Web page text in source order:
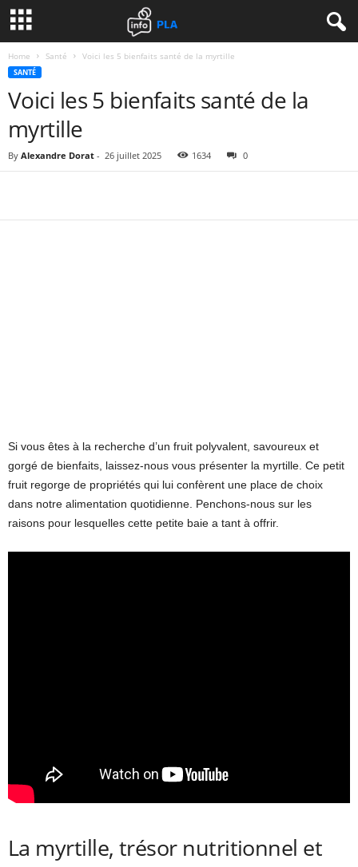
Home Santé Voici les 5 bienfaits santé de la myrtille
SANTÉ
Voici les 5 bienfaits santé de la
myrtille
By Alexandre Dorat - 26 juillet 2025 1634 0
Si vous êtes à la recherche d’un fruit polyvalent, savoureux et
gorgé de bienfaits, laissez-nous vous présenter la myrtille. Ce petit
fruit regorge de propriétés qui lui confèrent une place de choix
dans notre alimentation quotidienne. Penchons-nous sur les
raisons pour lesquelles cette petite baie a tant à offrir.
La myrtille, trésor nutritionnel et